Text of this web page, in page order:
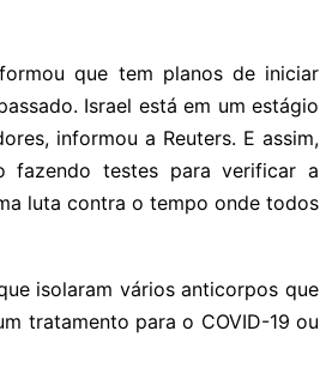
que tem planos de iniciar
Israel está em um estágio
informou a Reuters. E assim,
fazendo testes para verificar a
luta contra o tempo onde todos
isolaram vários anticorpos que
tratamento para o COVID-19 ou